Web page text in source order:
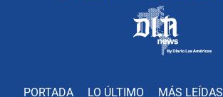
PORTADA LO ÚLTIMO MÁS LEÍDAS